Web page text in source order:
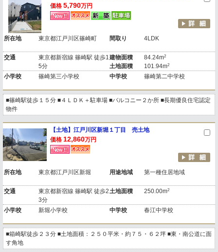
価格 5,790万円
所在地 東京都江戸川区篠崎町 間取り 4LDK
交通
東京都新宿線 篠崎駅 徒歩1
5分
建物面積
土地面積
84.24m2
101.94m2
小学校 篠崎第三小学校 中学校 篠崎第二中学校
■篠崎駅徒歩１５分 ■４ＬＤＫ＋駐車場 ■バルコニー２か所 ■長期優良住宅認定
物件
【土地】江戸川区新堀１丁目 売土地
価格 12,860万円
所在地 東京都江戸川区新堀 用途地域 第一種住居地域
交通
東京都新宿線 篠崎駅 徒歩2
3分
土地面積 250.00m2
小学校 新堀小学校 中学校 春江中学校
■箱崎駅徒歩２３分 ■土地面積：２５０平米・約７５・６２坪 ■東・南公道に面
す角地